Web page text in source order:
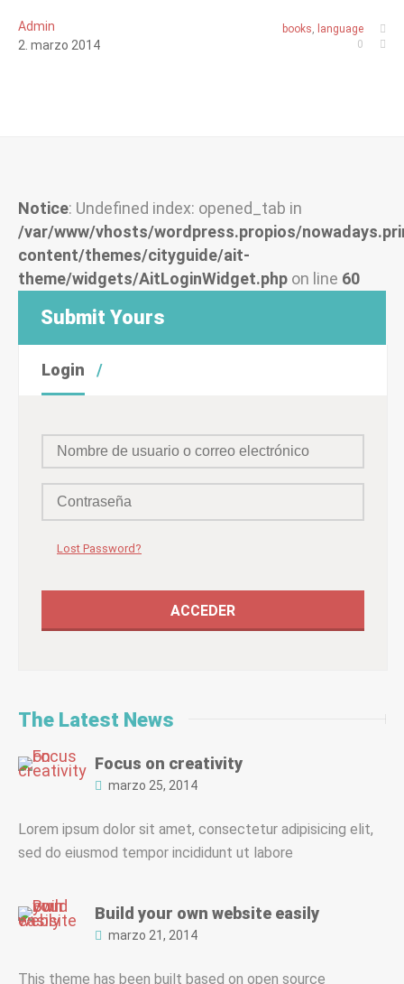
Admin
2 marzo 2014
books, language
0
Notice: Undefined index: opened_tab in
/var/www/vhosts/wordpress.propios/
content/themes/cityguide/ait-
theme/widgets/AitLoginWidget.php on line 60
Submit Yours
Login
Lost Password?
The Latest News
Focus on creativity
marzo 25, 2014
Lorem ipsum dolor sit amet, consectetur adipisicing elit,
sed do eiusmod tempor incididunt ut labore
Build your own website easily
marzo 21, 2014
This theme has been built based on open source